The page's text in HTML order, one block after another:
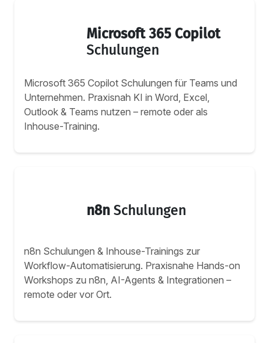
Microsoft 365 Copilot
Schulungen
Microsoft 365 Copilot Schulungen für Teams und
Unternehmen. Praxisnah KI in Word, Excel,
Outlook & Teams nutzen – remote oder als
Inhouse-Training.
n8n Schulungen
n8n Schulungen & Inhouse-Trainings zur
Workflow-Automatisierung. Praxisnahe Hands-on
Workshops zu n8n, AI-Agents & Integrationen –
remote oder vor Ort.